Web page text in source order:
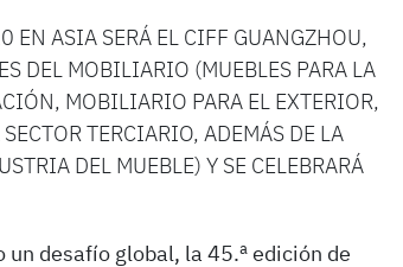
EN ASIA SERÁ EL CIFF GUANGZHOU,
DEL MOBILIARIO (MUEBLES PARA LA
MOBILIARIO PARA EL EXTERIOR,
TERCIARIO, ADEMÁS DE LA
DEL MUEBLE) Y SE CELEBRARÁ
un desafío global, la 45.ª edición de